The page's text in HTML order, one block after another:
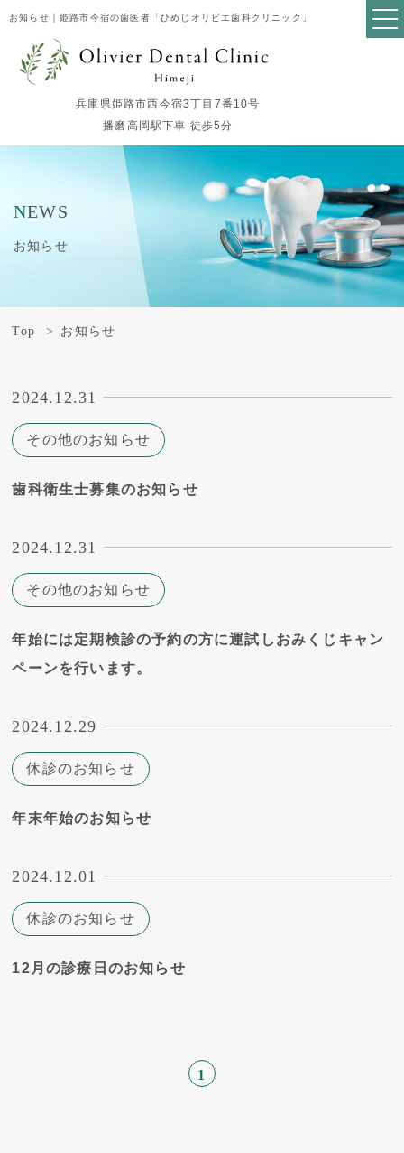
お知らせ｜姫路市今宿の歯医者「ひめじオリビエ歯科クリニック」
兵庫県姫路市西今宿3丁目7番10号
播磨高岡駅下車 徒歩5分
NEWS
お知らせ
Top お知らせ
2024.12.31
その他のお知らせ
歯科衛生士募集のお知らせ
2024.12.31
その他のお知らせ
年始には定期検診の予約の方に運試しおみくじキャン
ペーンを行います。
2024.12.29
休診のお知らせ
年末年始のお知らせ
2024.12.01
休診のお知らせ
12月の診療日のお知らせ
1